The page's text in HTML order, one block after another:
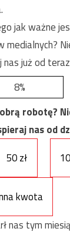
jak ważne
medialnych?
nas już od
8%
robotę?
nas od
50 zł
kwota
nas tym